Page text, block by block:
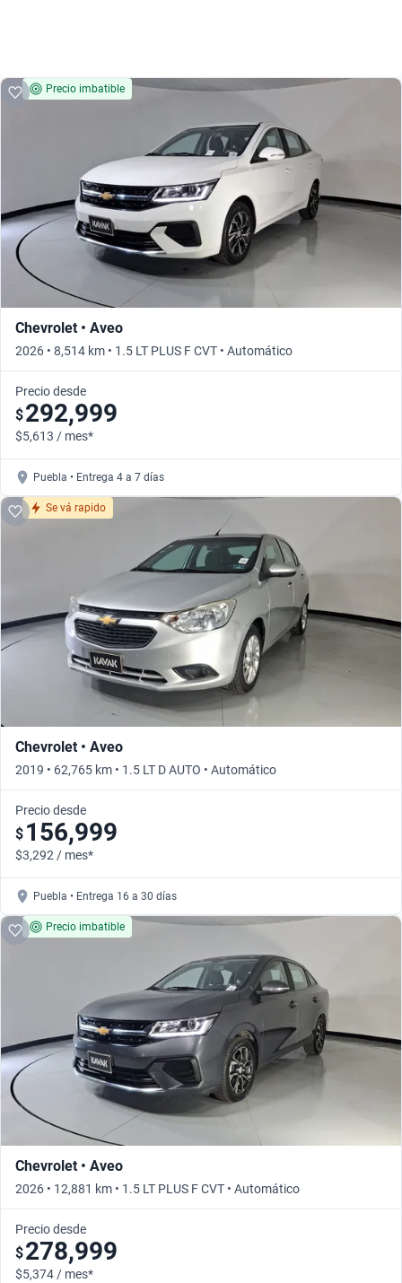
Precio imbatible
Chevrolet • Aveo
2026 • 8,514 km • 1.5 LT PLUS F CVT • Automático
Precio desde
$292,999
$5,613 / mes*
Puebla • Entrega 4 a 7 días
Se vá rapido
Chevrolet • Aveo
2019 • 62,765 km • 1.5 LT D AUTO • Automático
Precio desde
$ 156,999
$3,292 / mes*
Puebla • Entrega 16 a 30 días
Precio imbatible
Chevrolet • Aveo
2026 • 12,881 km • 1.5 LT PLUS F CVT • Automático
Precio desde
$278,999
$5,374 / mes*